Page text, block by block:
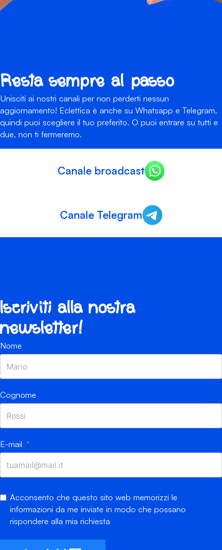
Resta sempre al passo
Unisciti ai nostri canali per non perderti nessun
aggiornamento! Eclettica è anche su Whatsapp e Telegram,
quindi puoi scegliere il tuo preferito. O puoi entrare su tutti e
due, non ti fermeremo.
Canale broadcast
Canale Telegram
Iscriviti alla nostra
newsletter!
Nome
Cognome
E-mail
Acconsento che questo sito web memorizzi le
informazioni da me inviate in modo che possano
rispondere alla mia richiesta